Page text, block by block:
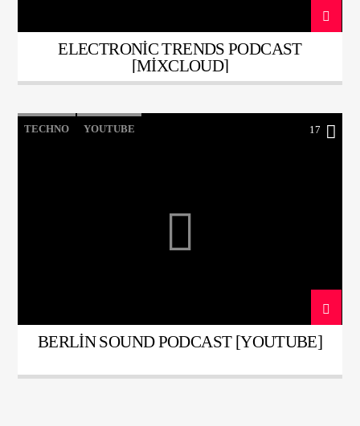
ELECTRONIC TRENDS PODCAST
[MIXCLOUD]
TECHNO YOUTUBE 17
BERLIN SOUND PODCAST [YOUTUBE]